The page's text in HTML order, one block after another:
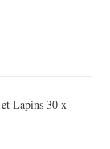
Lapins 30 x